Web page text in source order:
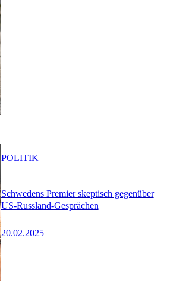
Schwedens Premier skeptisch gegenüber
US-Russland-Gesprächen
20.02.2025
POLITIK